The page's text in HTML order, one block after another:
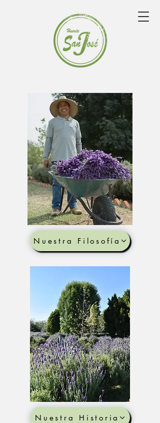
Nuestra Filosofía
Nuestra Historia